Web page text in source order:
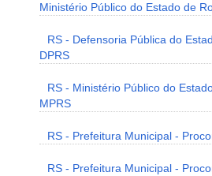
Ministério Público do Estado de
RS - Defensoria Pública do
DPRS
RS - Ministério Público do
MPRS
RS - Prefeitura Municipal -
RS - Prefeitura Municipal -